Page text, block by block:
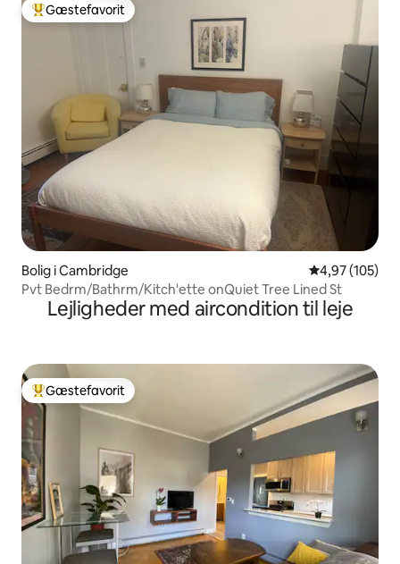
Bedste gæstefavorit
Gæstefavorit
Bolig i Cambridge 4,97 ud af 5 i
4,97 (105)
Pvt Bedrm/Bathrm/Kitch'ette onQuiet Tree Lined St
Lejligheder med aircondition til leje
Bedste gæstefavorit
Gæstefavorit